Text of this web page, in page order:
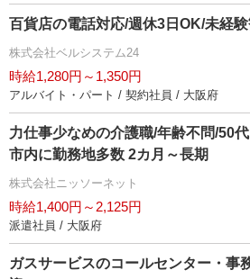
百貨店の電話対応/週休3日OK/未経
株式会社ベルシステム24
時給1,280円～1,350円
アルバイト・パート / 契約社員 / 大阪府
力仕事少なめの介護職/年齢不問/50
市内に勤務地多数 2カ月～長期
株式会社ニッソーネット
時給1,400円～2,125円
派遣社員 / 大阪府
ガスサービスのコールセンター・事